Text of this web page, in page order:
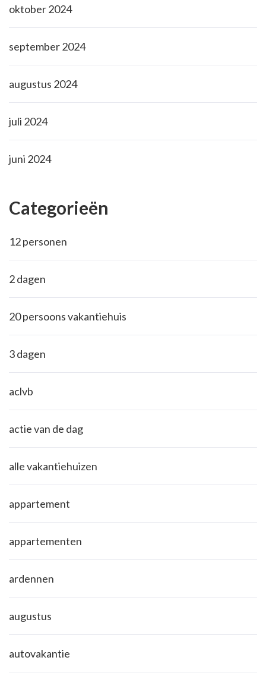
oktober 2024
september 2024
augustus 2024
juli 2024
juni 2024
Categorieën
12 personen
2 dagen
20 persoons vakantiehuis
3 dagen
aclvb
actie van de dag
alle vakantiehuizen
appartement
appartementen
ardennen
augustus
autovakantie